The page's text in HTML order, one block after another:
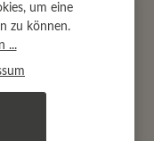
um eine
zu können.
...